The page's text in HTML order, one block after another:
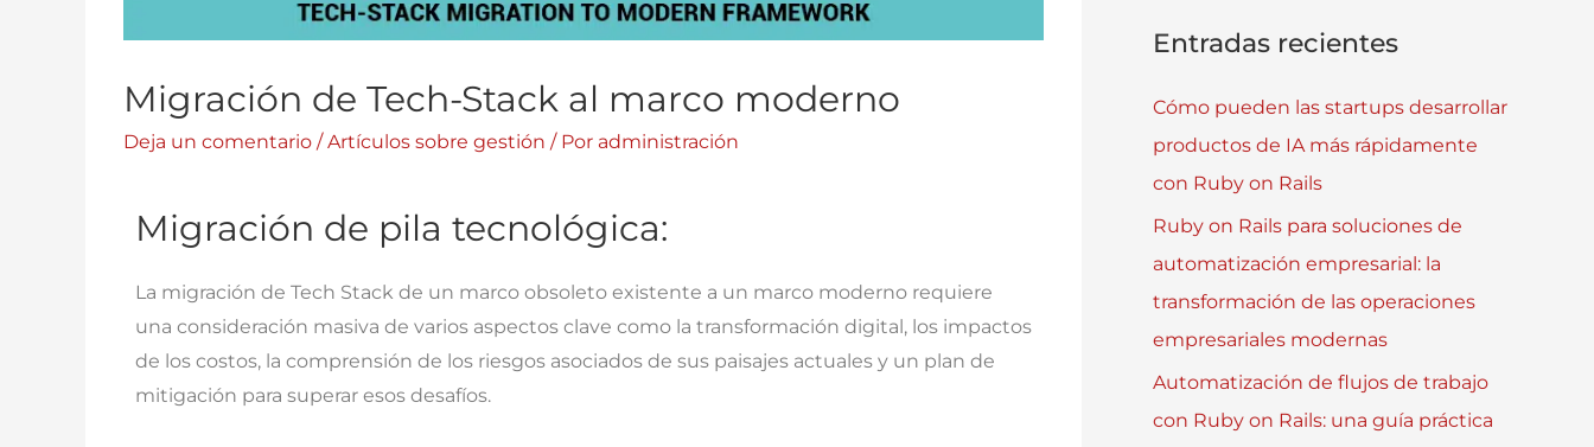
Migración de Tech-Stack al marco moderno
Deja un comentario /Artículos sobre gestión / Por administración
Migración de pila tecnológica:
La migración de Tech Stack de un marco obsoleto existente a un marco moderno requiere
una consideración masiva de varios aspectos clave como la transformación digital, los impactos
de los costos, la comprensión de los riesgos asociados de sus paisajes actuales y un plan de
mitigación para superar esos desafíos.
Entradas recientes
Cómo pueden las startups desarrollar
productos de IA más rápidamente
con Ruby on Rails
Ruby on Rails para soluciones de
automatización empresarial: la
transformación de las operaciones
empresariales modernas
Automatización de flujos de trabajo
con Ruby on Rails: una guía práctica